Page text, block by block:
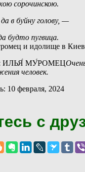
сорочинскою.
в буйну голову, —
будто пугвица.
и идолище в
ИЛЬЯ́ МУ́РОМЕЦ
человек.
10 февраля, 2024
с